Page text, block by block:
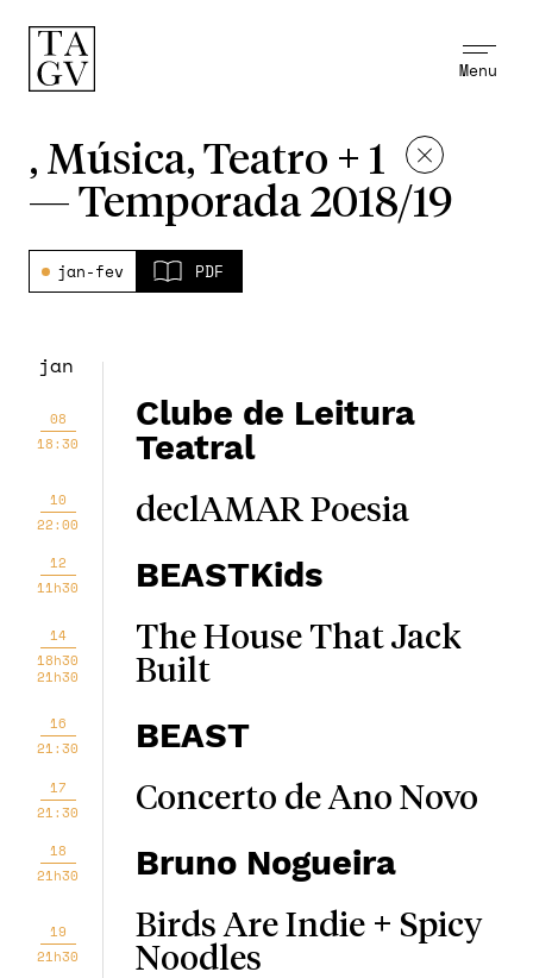
Menu
, Música, Teatro + 1
— Temporada 2018/19
jan-fev PDF
jan
08
18:30
Clube de Leitura
Teatral
10
22:00
declAMAR Poesia
12
11h30
BEASTKids
14
18h30
21h30
The House That Jack
Built
16
21:30
BEAST
17
21:30
Concerto de Ano Novo
18
21h30
Bruno Nogueira
19
21h30
Birds Are Indie + Spicy
Noodles